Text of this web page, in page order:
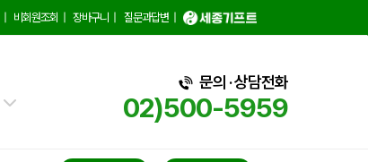
비회원조회 장바구니 질문과답변
문의 · 상담전화
02)500-5959